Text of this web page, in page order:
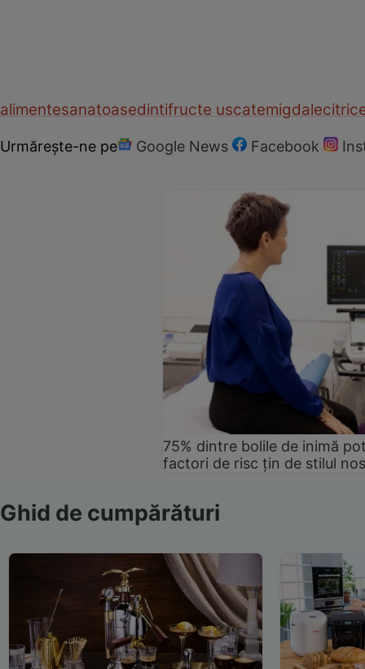
alimentesanatoasedintifructe uscatemigdale
Urmărește-ne pe Google News Facebook
75% dintre bolile de inimă
factori de risc țin de stilul
Ghid de cumpărături